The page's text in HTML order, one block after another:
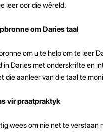
leer oor die wêreld.
om Daries taal
om u te help om te leer
in Daries met onderskrifte en
die aanleer van die taal te
vir praatpraktyk
wees om nie net te verstaan